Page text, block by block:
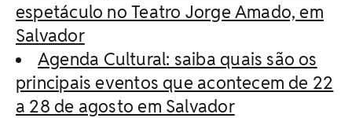
espetáculo no Teatro Jorge Amado, em
Salvador
Agenda Cultural: saiba quais são os
principais eventos que acontecem de 22
a 28 de agosto em Salvador